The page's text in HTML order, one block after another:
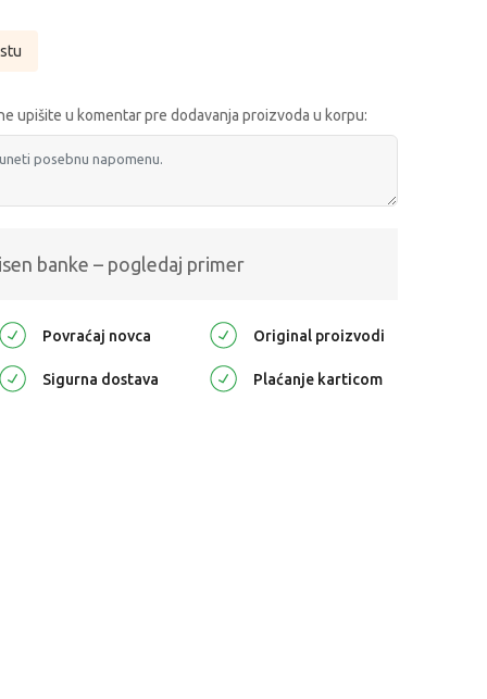
upišite u komentar pre dodavanja proizvoda u korpu:
banke – pogledaj primer
Povraćaj novca Original proizvodi
Sigurna dostava Plaćanje karticom